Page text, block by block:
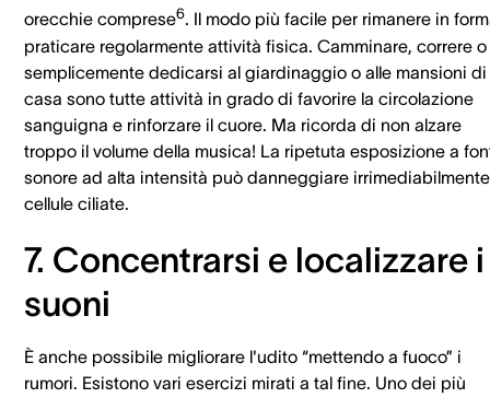
orecchie comprese6. Il modo più facile per rimanere in
praticare regolarmente attività fisica. Camminare, correre o
semplicemente dedicarsi al giardinaggio o alle mansioni di
casa sono tutte attività in grado di favorire la circolazione
sanguigna e rinforzare il cuore. Ma ricorda di non alzare
troppo il volume della musica! La ripetuta esposizione a
sonore ad alta intensità può danneggiare
cellule ciliate.
7. Concentrarsi e localizzare i
suoni
È anche possibile migliorare l'udito “mettendo a fuoco” i
rumori. Esistono vari esercizi mirati a tal fine. Uno dei più